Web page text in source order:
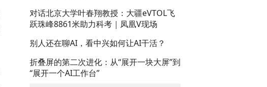
对话北京大学叶春翔教授：大疆eVTOL飞
跃珠峰8861米助力科考｜凤凰V现场
别人还在聊AI，看中兴如何让AI干活？
折叠屏的第二次进化：从“展开一块大屏”到
“展开一个AI工作台”